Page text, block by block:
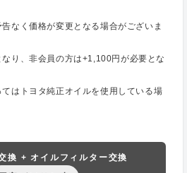
なく価格が変更となる場合がございま
り、非会員の方は+1,100円が必要とな
はトヨタ純正オイルを使用している場
換 + オイルフィルター交換